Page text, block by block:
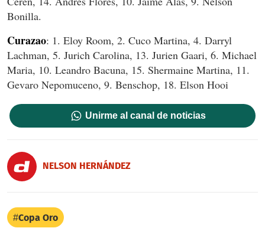
Bonilla.
Curazao: 1. Eloy Room, 2. Cuco Martina, 4. Darryl
Lachman, 5. Jurich Carolina, 13. Jurien Gaari, 6. Michael
Maria, 10. Leandro Bacuna, 15. Shermaine Martina, 11.
Gevaro Nepomuceno, 9. Benschop, 18. Elson Hooi
Unirme al canal de noticias
NELSON HERNÁNDEZ
Copa Oro